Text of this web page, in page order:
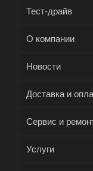
Тест-драйв
О компании
Новости
Доставка и
Сервис и
Услуги